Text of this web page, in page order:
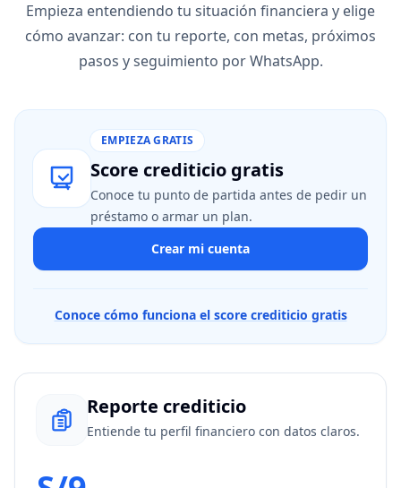
Empieza entendiendo tu situación financiera y elige
cómo avanzar: con tu reporte, con metas, próximos
pasos y seguimiento por WhatsApp.
EMPIEZA GRATIS
Score crediticio gratis
Conoce tu punto de partida antes de pedir un
préstamo o armar un plan.
Crear mi cuenta
Conoce cómo funciona el score crediticio gratis
Reporte crediticio
Entiende tu perfil financiero con datos claros.